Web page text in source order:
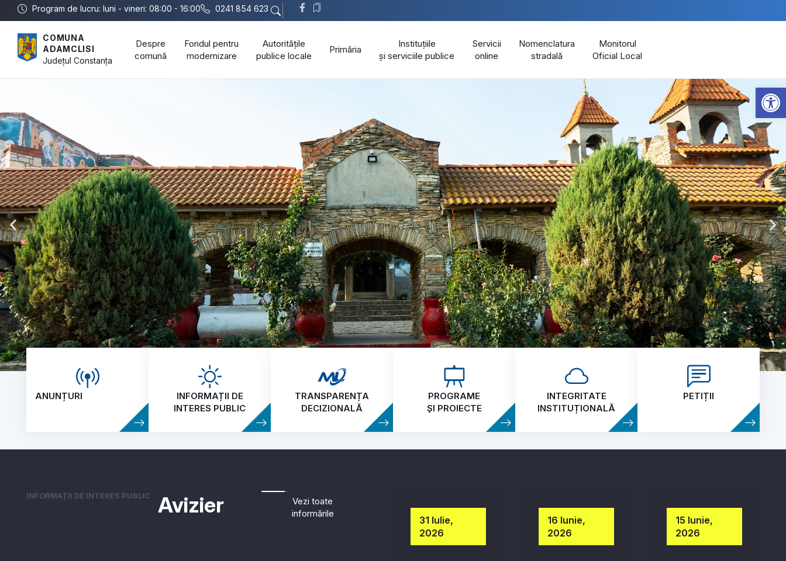
Program de lucru: luni - vineri: 08:00 - 16:00 0241 854 623
COMUNA
ADAMCLISI
JudețulConstanța
Despre
comună
Fondul pentru
modernizare
Autoritățile
publice locale
Primăria
Instituțiile
și serviciile publice
Servicii
online
Nomenclatura
stradală
Monitorul
Oficial Local
Comuna
Adamclisi
Constanța
ANUNȚURI
INFORMAȚII DE
INTERES PUBLIC
TRANSPARENȚA
DECIZIONALĂ
PROGRAME
ȘI PROIECTE
INTEGRITATE
INSTITUȚIONALĂ
PETIȚII
INFORMAȚII DE INTERES PUBLIC Avizier
Vezi toate
informările
31 Iulie,
2026
16 Iunie,
2026
15 Iunie,
2026